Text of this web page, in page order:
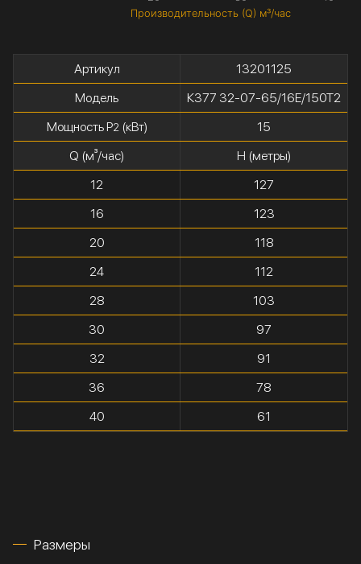
Производительность (Q) м³/час
Артикул
13201125
Модель
К377 32-07-65/16Е/150Т2
Мощность P2(кВт)
15
Q (м³/час)
H (метры)
12
127
16
123
20
118
24
112
28
103
30
97
32
91
36
78
40
61
Размеры